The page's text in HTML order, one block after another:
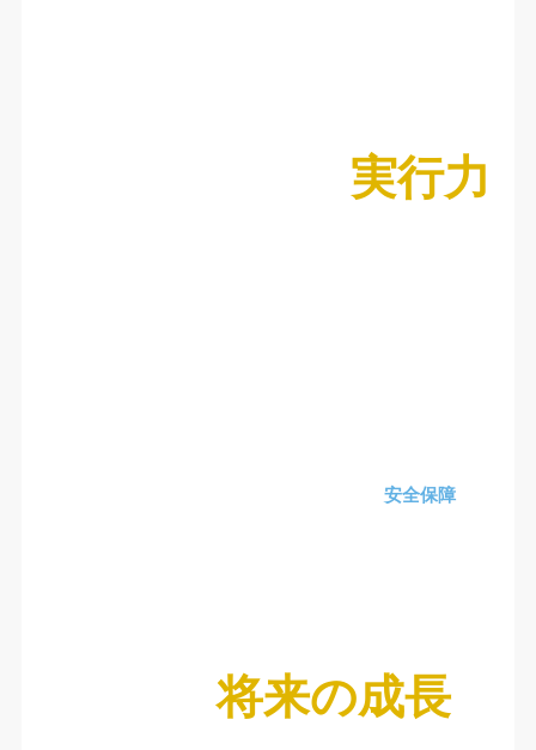
実行力
将来の成長
安全保障